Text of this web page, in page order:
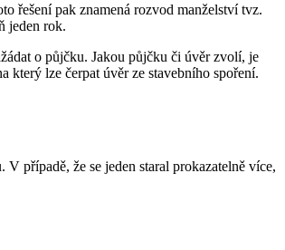
řešení pak znamená rozvod manželství tvz.
jeden rok.
o půjčku. Jakou půjčku či úvěr zvolí, je
který lze čerpat úvěr ze stavebního spoření.
případě, že se jeden staral prokazatelně více,